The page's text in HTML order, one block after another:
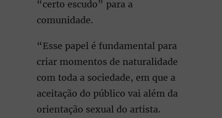
“certo escudo” para a
comunidade.
“Esse papel é fundamental para
criar momentos de naturalidade
com toda a sociedade, em que a
aceitação do público vai além da
orientação sexual do artista.